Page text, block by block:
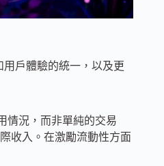
用戶體驗的統一，以及更
情況，而非單純的交易
收入。在激勵流動性方面